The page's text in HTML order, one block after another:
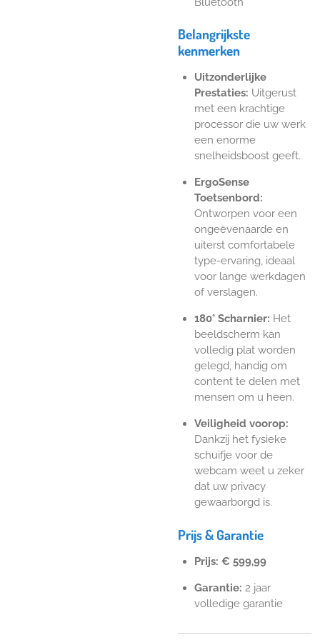
Belangrijkste
kenmerken
Uitzonderlijke
Prestaties: Uitgerust
met een krachtige
processor die uw werk
een enorme
snelheidsboost geeft.
ErgoSense
Toetsenbord:
Ontworpen voor een
ongeëvenaarde en
uiterst comfortabele
type-ervaring, ideaal
voor lange werkdagen
of verslagen.
180° Scharnier: Het
beeldscherm kan
volledig plat worden
gelegd, handig om
content te delen met
mensen om u heen.
Veiligheid voorop:
Dankzij het fysieke
schuifje voor de
webcam weet u zeker
dat uw privacy
gewaarborgd is.
Prijs & Garantie
Prijs: € 599,99
Garantie: 2 jaar
volledige garantie